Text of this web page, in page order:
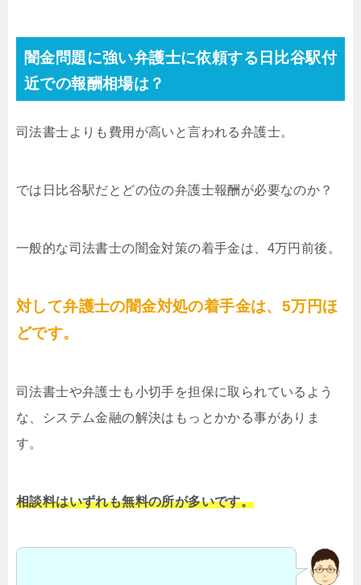
闇金問題に強い弁護士に依頼する日比谷駅付
近での報酬相場は？
司法書士よりも費用が高いと言われる弁護士。
では日比谷駅だとどの位の弁護士報酬が必要なのか？
一般的な司法書士の闇金対策の着手金は、4万円前後。
対して弁護士の闇金対処の着手金は、5万円ほ
どです。
司法書士や弁護士も小切手を担保に取られているよう
な、システム金融の解決はもっとかかる事がありま
す。
相談料はいずれも無料の所が多いです。